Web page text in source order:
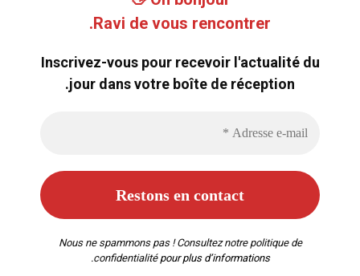
Ravi de vous rencontrer.
Inscrivez-vous pour recevoir l'actualité du
jour dans votre boîte de réception.
Nous ne spammons pas ! Consultez notre politique de
confidentialitépour plus d’informations.